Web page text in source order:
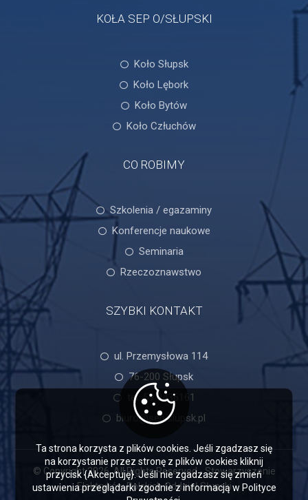
KOŁA SEP O/SŁUPSKI
Koło Słupsk
Koło Lębork
Koło Bytów
Koło Człuchów
CO ROBIMY
Szkolenia / egazaminy
Konferencje naukowe
Seminaria
Rzeczoznawstwo
SZYBKI KONTAKT
ul. Przemysłowa 114
76-200 Słupsk
tel. 59 8436161
biuro@sep.slupsk.pl
© Copyright 2026. All Rights Reserved - Stowarzyszenie
Elektryków Polskich Oddział Słupski
Ta strona korzysta z plików cookies. Jeśli zgadzasz się
na korzystanie przez stronę z plików cookies kliknij
przycisk {Akceptuję}. Jeśli nie zgadzasz się zmień
ustawienia przeglądarki zgodnie z informacją w Polityce